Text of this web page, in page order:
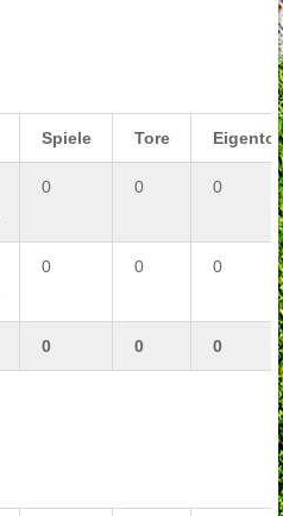
Spiele Tore
0 0 0
0 0 0
0 0 0